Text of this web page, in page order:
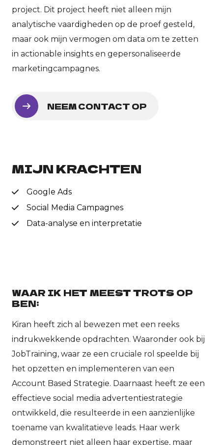
project. Dit project heeft niet alleen mijn
analytische vaardigheden op de proef gesteld,
maar ook mijn vermogen om data om te zetten
in actionable insights en gepersonaliseerde
marketingcampagnes.
NEEM CONTACT OP
MIJN KRACHTEN
Google Ads
Social Media Campagnes
Data-analyse en interpretatie
WAAR IK HET MEEST TROTS OP
BEN:
Kiran heeft zich al bewezen met een reeks
indrukwekkende opdrachten. Waaronder ook bij
JobTraining, waar ze een cruciale rol speelde bij
het opzetten en implementeren van een
Account Based Strategie. Daarnaast heeft ze een
effectieve social media advertentiestrategie
ontwikkeld, die resulteerde in een aanzienlijke
toename van kwalitatieve leads. Haar werk
demonstreert niet alleen haar expertise, maar